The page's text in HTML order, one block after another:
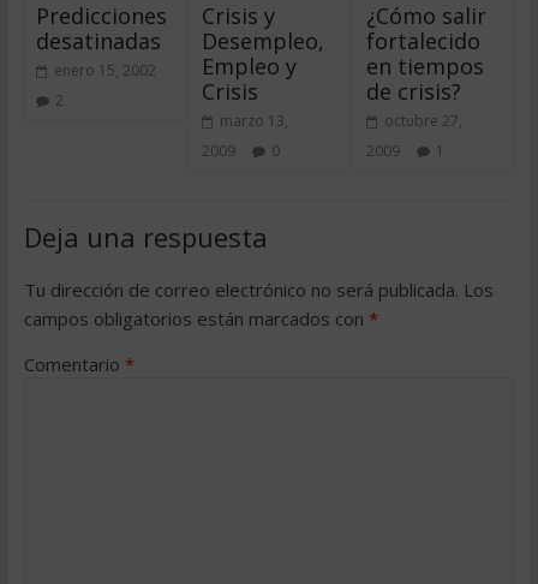
Predicciones
desatinadas
enero 15, 2002
2
Crisis y
Desempleo,
Empleo y
Crisis
marzo 13,
2009
0
¿Cómo salir
fortalecido
en tiempos
de crisis?
octubre 27,
2009
1
Deja una respuesta
Tu dirección de correo electrónico no será publicada. Los
campos obligatorios están marcados con *
Comentario *